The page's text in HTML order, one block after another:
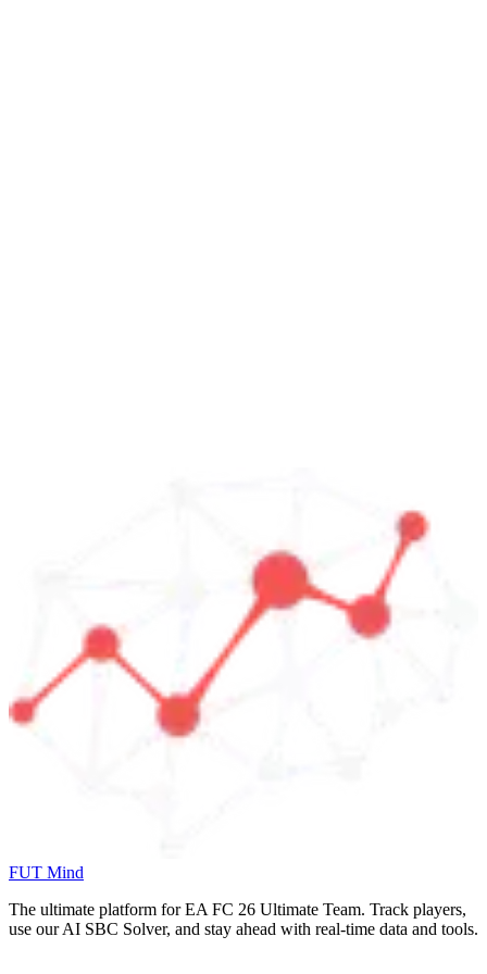
FUT Mind
The ultimate platform for EA FC 26 Ultimate Team. Track players,
use our AI SBC Solver, and stay ahead with real-time data and tools.